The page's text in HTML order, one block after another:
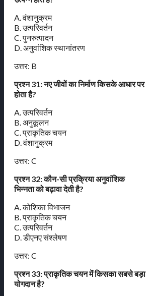
A. वंशानुक्रम
B. उत्परिवर्तन
C. पुनरुत्पादन
D. अनुवांशिक स्थानांतरण
उत्तर: B
प्रश्न 31: नए जीवों का निर्माण किसके आधार पर
होता है?
A. उत्परिवर्तन
B. अनुकूलन
C. प्राकृतिक चयन
D. वंशानुक्रम
उत्तर: C
प्रश्न 32: कौन-सी प्रक्रिया अनुवांशिक
भिन्नता को बढ़ावा देती है?
A. कोशिका विभाजन
B. प्राकृतिक चयन
C. उत्परिवर्तन
D. डीएनए संश्लेषण
उत्तर: C
प्रश्न 33: प्राकृतिक चयन में किसका सबसे बड़ा
योगदान है?